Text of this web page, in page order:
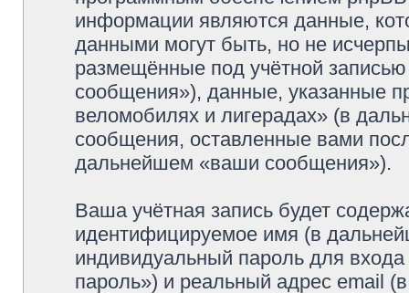
информации являются данные,
данными могут быть, но не
размещённые под учётной
сообщения»), данные, указанные
веломобилях и лигерадах» (в
сообщения, оставленные вами
дальнейшем «ваши сообщения»).
Ваша учётная запись будет
идентифицируемое имя (в
индивидуальный пароль для
пароль») и реальный адрес email